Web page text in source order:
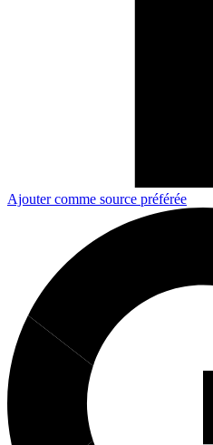
Ajouter comme source préférée